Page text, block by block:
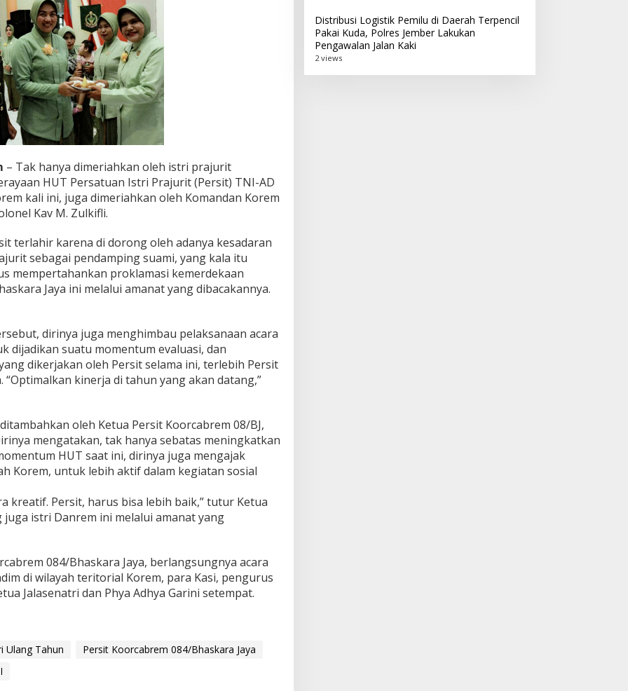
– Tak hanya dimeriahkan oleh istri prajurit
HUT Persatuan Istri Prajurit (Persit) TNI-AD
kali ini, juga dimeriahkan oleh Komandan Korem
Kav M. Zulkifli.
terlahir karena di dorong oleh adanya kesadaran
sebagai pendamping suami, yang kala itu
mempertahankan proklamasi kemerdekaan
Jaya ini melalui amanat yang dibacakannya.
dirinya juga menghimbau pelaksanaan acara
dijadikan suatu momentum evaluasi, dan
dikerjakan oleh Persit selama ini, terlebih Persit
“Optimalkan kinerja di tahun yang akan datang,”
oleh Ketua Persit Koorcabrem 08/BJ,
mengatakan, tak hanya sebatas meningkatkan
HUT saat ini, dirinya juga mengajak
Korem, untuk lebih aktif dalam kegiatan sosial
kreatif. Persit, harus bisa lebih baik,” tutur Ketua
juga istri Danrem ini melalui amanat yang
084/Bhaskara Jaya, berlangsungnya acara
di wilayah teritorial Korem, para Kasi, pengurus
Jalasenatri dan Phya Adhya Garini setempat.
Ulang Tahun
Persit Koorcabrem 084/Bhaskara Jaya
Distribusi Logistik Pemilu di Daerah Terpencil
Pakai Kuda, Polres Jember Lakukan
Pengawalan Jalan Kaki
2 views